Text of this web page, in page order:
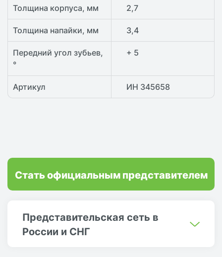
Толщина корпуса, мм 2,7
Толщина напайки, мм 3,4
Передний угол зубьев,
°
+ 5
Артикул ИН 345658
Представительская сеть в
России и СНГ
Стать официальным представителем